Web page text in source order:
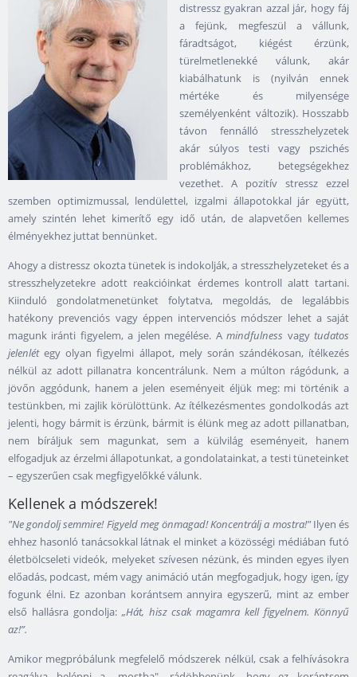
distressz gyakran azzal jár, hogy fáj
a fejünk, megfeszül a vállunk,
fáradtságot, kiégést érzünk,
türelmetlenekké válunk, akár
kiabálhatunk is (nyilván ennek
mértéke és milyensége
személyenként változik). Hosszabb
távon fennálló stresszhelyzetek
akár súlyos testi vagy pszichés
problémákhoz, betegségekhez
vezethet. A pozitív stressz ezzel
szemben optimizmussal, lendülettel, izgalmi állapotokkal jár együtt,
amely szintén lehet kimerítő egy idő után, de alapvetően kellemes
élményekhez juttat bennünket.
Ahogy a distressz okozta tünetek is indokolják, a stresszhelyzeteket és a
stresszhelyzetekre adott reakcióinkat érdemes kontroll alatt tartani.
Kiinduló gondolatmenetünket folytatva, megoldás, de legalábbis
hatékony prevenciós vagy éppen intervenciós módszer lehet a saját
magunk iránti figyelem, a jelen megélése. Amindfulness vagytudatos
jelenlétegy olyan figyelmi állapot, mely során szándékosan, ítélkezés
nélkül az adott pillanatra koncentrálunk. Nem a múlton rágódunk, a
jövőn aggódunk, hanem a jelen eseményeit éljük meg: mi történik a
testünkben, mi zajlik körülöttünk. Az ítélkezésmentes gondolkodás azt
jelenti, hogy bármit is érzünk, bármit is élünk meg az adott pillanatban,
nem bíráljuk sem magunkat, sem a külvilág eseményeit, hanem
elfogadjuk az érzelmi állapotunkat, a gondolatainkat, a testi tüneteinket
– egyszerűen csak megfigyelőkké válunk.
Kellenek a módszerek!
"Ne gondolj semmire! Figyeld meg önmagad! Koncentrálj a mostra!"Ilyen és
ehhez hasonló tanácsokkal látnak el minket a közösségi médiában futó
életbölcseleti videók, melyeket szívesen nézünk, és minden egyes ilyen
előadás, podcast, mém vagy animáció után megfogadjuk, hogy igen, így
fogunk élni. Ez azonban korántsem annyira egyszerű, mint az ember
első hallásra gondolja: „Hát, hisz csak magamra kell figyelnem. Könnyű
az!”.
Amikor megpróbálunk megfelelő módszerek nélkül, csak a felhívásokra